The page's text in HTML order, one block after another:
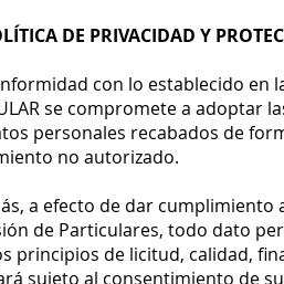
DE PRIVACIDAD Y
con lo establecido en
se compromete a adoptar
personales recabados de
no autorizado.
a efecto de dar cumplimiento
de Particulares, todo dato
principios de licitud, calidad,
sujeto al consentimiento de